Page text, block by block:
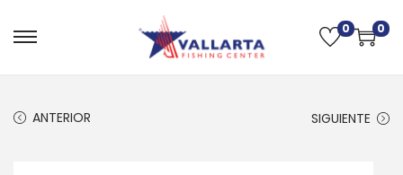
0 0
ANTERIOR SIGUIENTE